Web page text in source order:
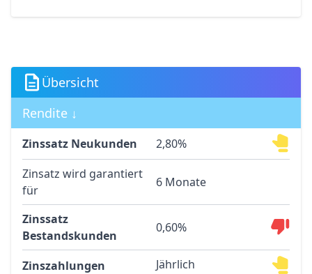
Übersicht
Rendite ↓
Zinssatz Neukunden
2,80%
Zinsatz wird garantiert
für
6 Monate
Zinssatz
Bestandskunden
0,60%
Zinszahlungen Jährlich